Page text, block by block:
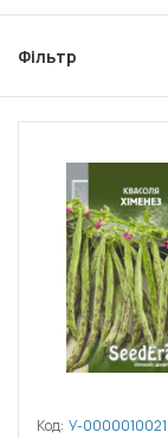
Фільтр
Код: У-0000010021